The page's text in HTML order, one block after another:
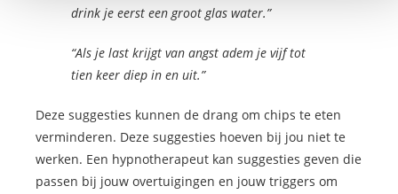
drink je eerst een groot glas water.”
“Als je last krijgt van angst adem je vijf tot
tien keer diep in en uit.”
Deze suggesties kunnen de drang om chips te eten
verminderen. Deze suggesties hoeven bij jou niet te
werken. Een hypnotherapeut kan suggesties geven die
passen bij jouw overtuigingen en jouw triggers om